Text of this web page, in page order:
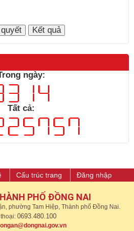
ngày:
Tất cả:
Cấu trúc trang Đăng nhập
PHỐ ĐỒNG NAI
phường Tam Hiệp, Thành phố Đồng Nai.
0693.480.100